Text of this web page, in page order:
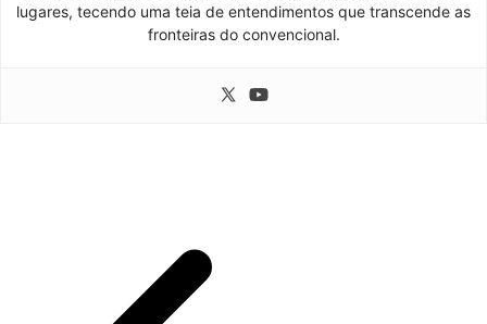
lugares, tecendo uma teia de entendimentos que transcende as
fronteiras do convencional.